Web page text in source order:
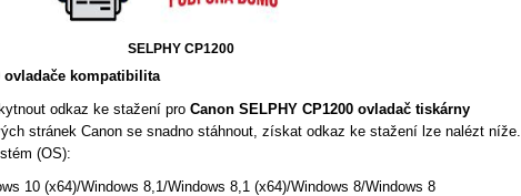
SELPHY CP1200
ovladače kompatibilita
odkaz ke stažení pro Canon SELPHY CP1200 ovladač tiskárny
stránek Canon se snadno stáhnout, získat odkaz ke stažení lze nalézt níže.
(OS):
10 (x64)/Windows 8,1/Windows 8,1 (x64)/Windows 8/Windows 8